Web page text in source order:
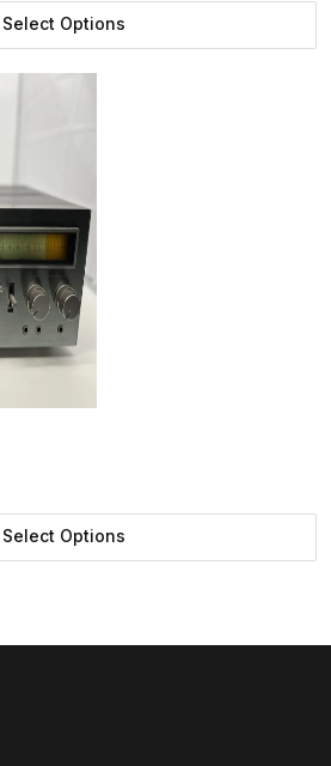
Select Options
Select Options